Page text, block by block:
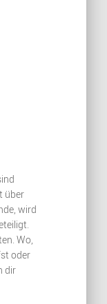
über
wird
Wo,
oder
dir